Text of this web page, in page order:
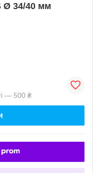
Ø 34/40 мм
— 500 ₴